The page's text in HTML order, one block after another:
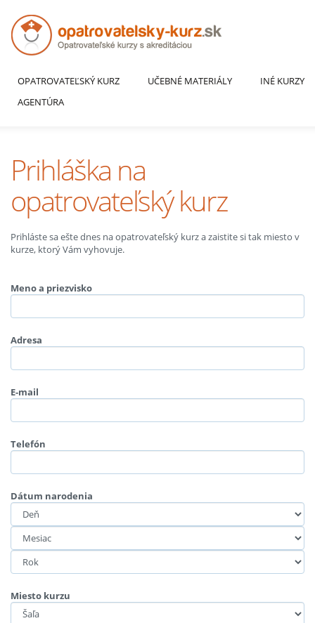
OPATROVATEĽSKÝ KURZ UČEBNÉ MATERIÁLY
INÉ KURZY
AGENTÚRA
Prihláška na
opatrovateľský kurz
Prihláste sa ešte dnes na opatrovateľský kurz a zaistite si tak miesto v
kurze, ktorý Vám vyhovuje.
Meno a priezvisko
Adresa
E-mail
Telefón
Dátum narodenia
Miesto kurzu